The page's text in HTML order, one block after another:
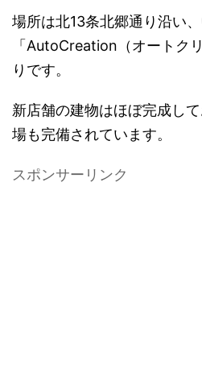
場所は北13条北郷通り沿い
「AutoCreation（オートク
りです。
新店舗の建物はほぼ完成し
場も完備されています。
スポンサーリンク